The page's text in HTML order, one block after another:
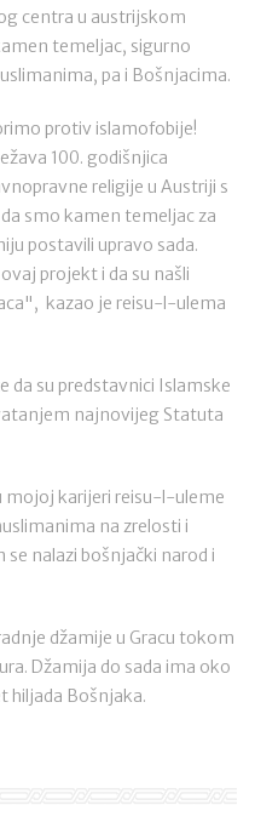
centra u austrijskom
temeljac, sigurno
pa i Bošnjacima.
protiv islamofobije!
100. godišnjica
religije u Austriji s
smo kamen temeljac za
postavili upravo sada.
projekt i da su našli
kazao je reisu-l-ulema
da su predstavnici Islamske
najnovijeg Statuta
mojoj karijeri reisu-l-uleme
na zrelosti i
nalazi bošnjački narod i
džamije u Gracu tokom
Džamija do sada ima oko
hiljada Bošnjaka.